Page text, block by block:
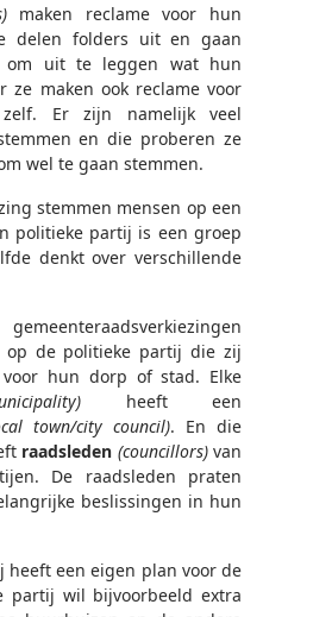
maken reclame voor hun
delen folders uit en gaan
om uit te leggen wat hun
ze maken ook reclame voor
Er zijn namelijk veel
en die proberen ze
wel te gaan stemmen.
stemmen mensen op een
politieke partij is een groep
denkt over verschillende
op de politieke partij die zij
hun dorp of stad. Elke
heeft een
town/city council). En die
raadsleden (councillors)van
De raadsleden praten
beslissingen in hun
heeft een eigen plan voor de
partij wil bijvoorbeeld extra